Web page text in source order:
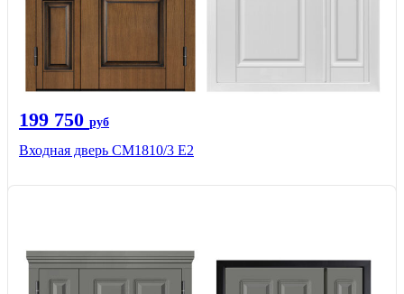
199 750 руб
Входная дверь СМ1810/3 Е2